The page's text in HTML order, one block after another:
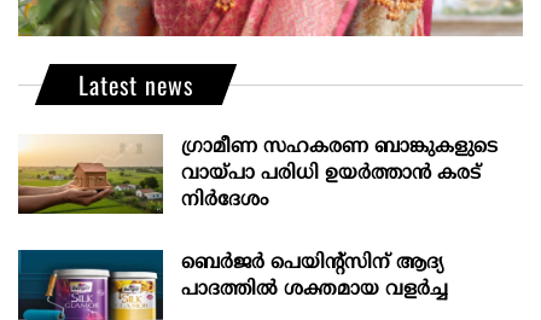
Latest news
ഗ്രാമീണ സഹകരണ ബാങ്കുകളുടെ
വായ്പാ പരിധി ഉയർത്താൻ കരട്
നിർദേശം
ബെർജർ പെയിന്റ്സിന് ആദ്യ
പാദത്തിൽ ശക്തമായ വളർച്ച